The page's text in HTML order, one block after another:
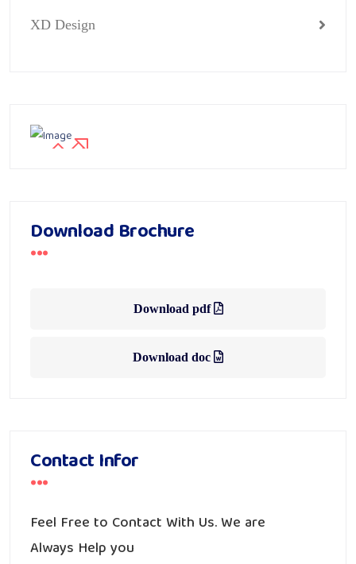
XD Design
Over 200+ Clients
Consultations
Get Free Consulting
Download Brochure
Download pdf
Download doc
Contact Infor
Feel Free to Contact With Us. We are
Always Help you